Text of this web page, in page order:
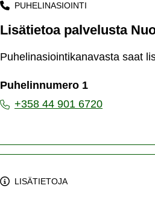
PUHELINASIOINTI
Lisätietoa palvelusta
Puhelinasiointikanavasta saat
Puhelinnumero 1
+358 44 901 6720
LISÄTIETOJA